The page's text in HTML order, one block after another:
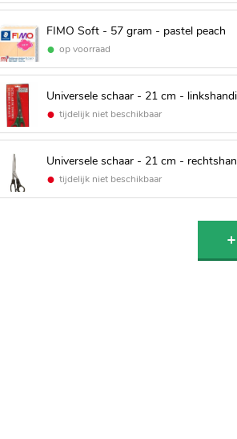
FIMO Soft - 57 gram - pastel peach
op voorraad
Universele schaar - 21 cm -
tijdelijk niet beschikbaar
Universele schaar - 21 cm -
tijdelijk niet beschikbaar